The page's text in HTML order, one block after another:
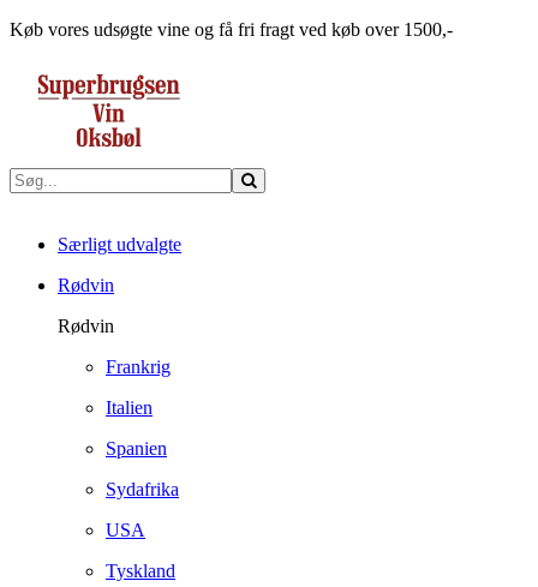
Køb vores udsøgte vine og få fri fragt ved køb over 1500,-
Særligt udvalgte
Rødvin
Rødvin
Frankrig
Italien
Spanien
Sydafrika
USA
Tyskland